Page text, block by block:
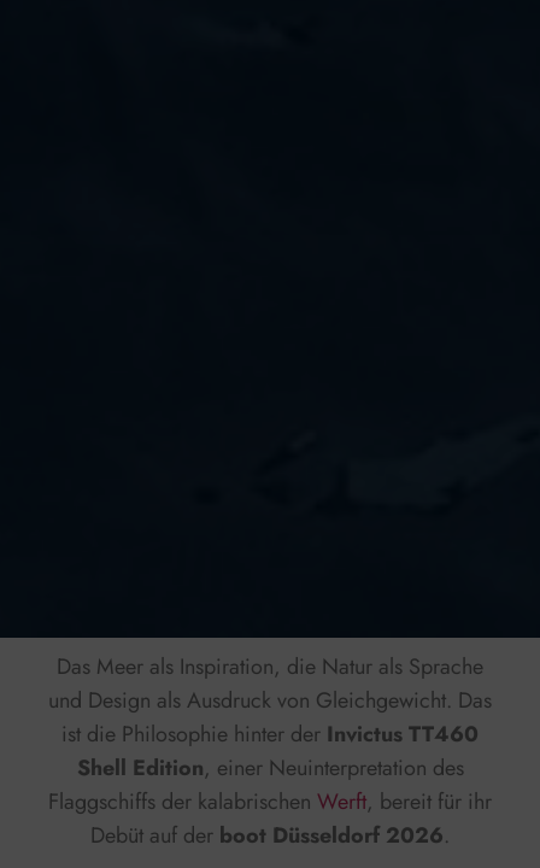
Das Meer als Inspiration, die Natur als Sprache
und Design als Ausdruck von Gleichgewicht. Das
ist die Philosophie hinter der Invictus TT460
Shell Edition, einer Neuinterpretation des
Flaggschiffs der kalabrischen Werft, bereit für ihr
Debüt auf der boot Düsseldorf 2026.